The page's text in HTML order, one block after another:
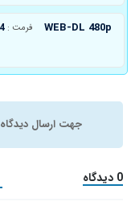
WEB-DL 480p فرمت :
جهت ارسال
0 دیدگاه